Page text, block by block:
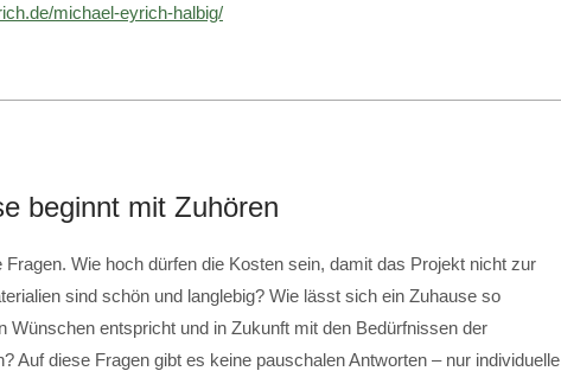
michael-eyrich-halbig/
beginnt mit Zuhören
Wie hoch dürfen die Kosten sein, damit das Projekt nicht zur
sind schön und langlebig? Wie lässt sich ein Zuhause so
Wünschen entspricht und in Zukunft mit den Bedürfnissen der
Auf diese Fragen gibt es keine pauschalen Antworten – nur individuelle